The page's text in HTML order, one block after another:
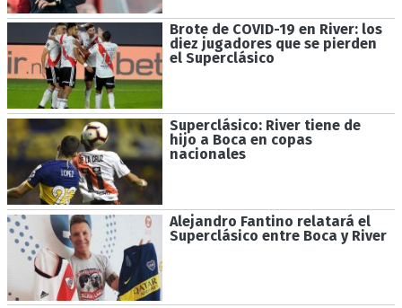
Brote de COVID-19 en River: los
diez jugadores que se pierden
el Superclásico
Superclásico: River tiene de
hijo a Boca en copas
nacionales
Alejandro Fantino relatará el
Superclásico entre Boca y River